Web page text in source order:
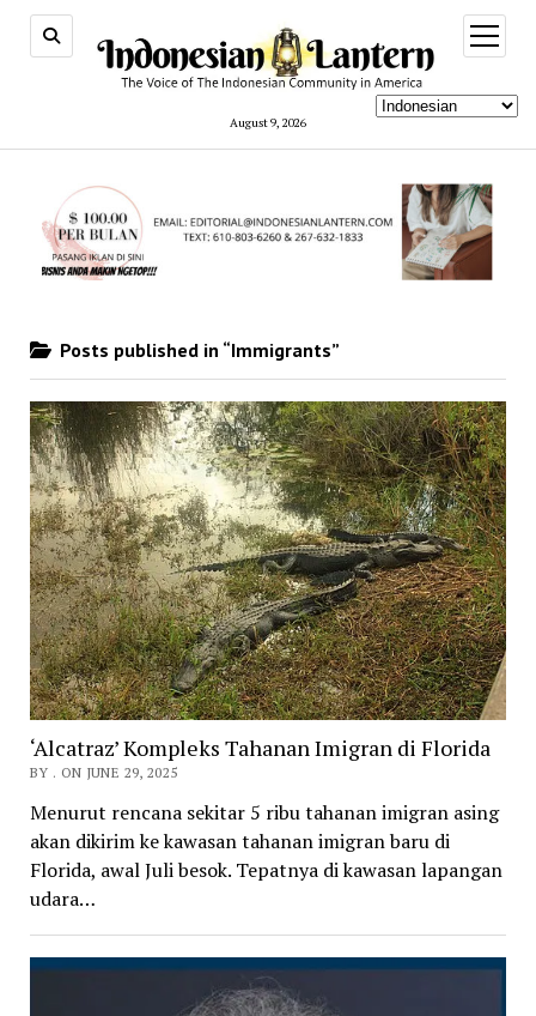
August 9, 2026
open
menu
Posts published in “Immigrants”
‘Alcatraz’ Kompleks Tahanan Imigran di Florida
BY . ON JUNE 29, 2025
Menurut rencana sekitar 5 ribu tahanan imigran asing
akan dikirim ke kawasan tahanan imigran baru di
Florida, awal Juli besok. Tepatnya di kawasan lapangan
udara…